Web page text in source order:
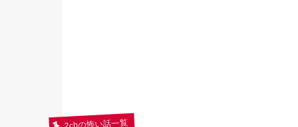
2chの怖い話一覧